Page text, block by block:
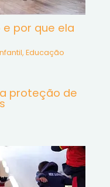
por que ela
, Educação
proteção de